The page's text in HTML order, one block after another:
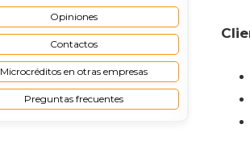
Opiniones
Contactos
Microcréditos en otras empresas
Preguntas frecuentes